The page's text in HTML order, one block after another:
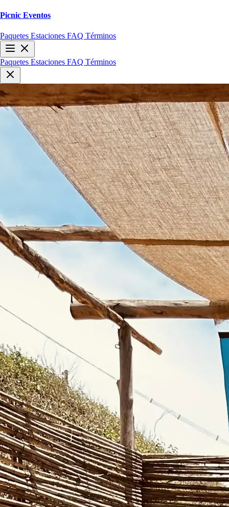
Picnic Eventos
Paquetes Estaciones FAQ Términos
Paquetes Estaciones FAQ Términos